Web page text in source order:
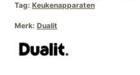
Tag: Keukenapparaten
Merk: Dualit